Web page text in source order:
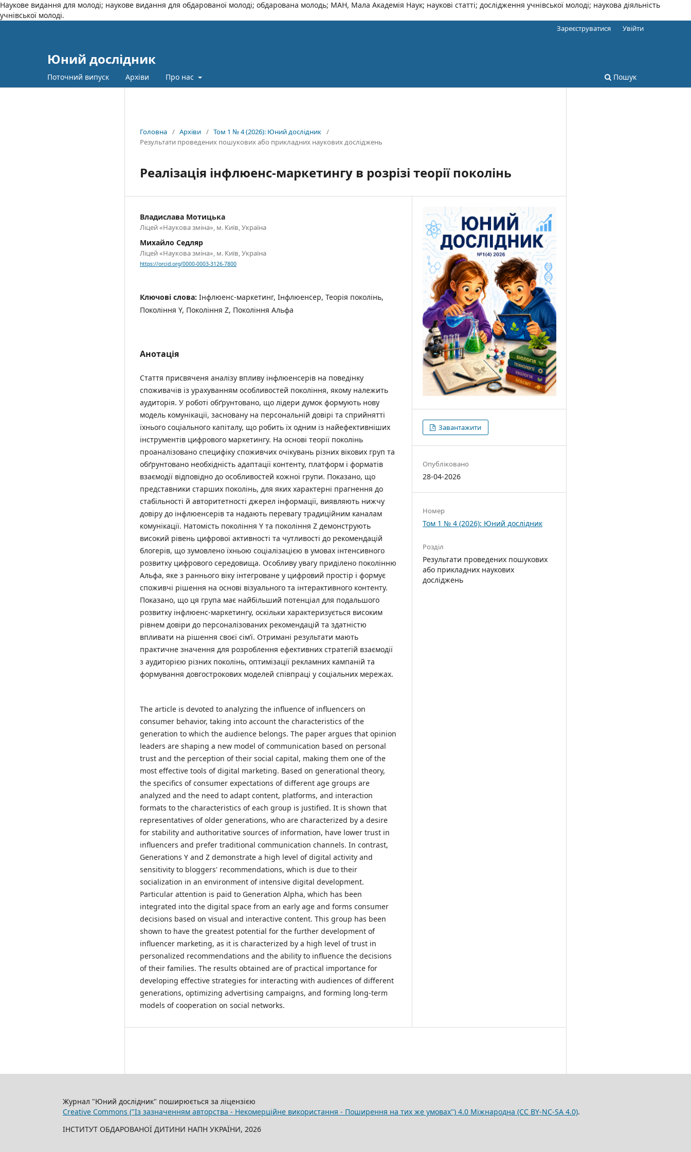
Наукове видання для молоді; наукове видання для обдарованої молоді; обдарована молодь; МАН, Мала Академія Наук; наукові статті; дослідження учнівської молоді; наукова діяльність
учнівської молоді.
Юний дослідник
Поточний випуск Архіви Про нас Пошук
Зареєструватися Увійти
Головна / Архіви / Том 1 № 4 (2026): Юний дослідник /
Результати проведених пошукових або прикладних наукових досліджень
Реалізація інфлюенс-маркетингу в розрізі теорії поколінь
Владислава Мотицька
Ліцей «Наукова зміна», м. Київ, Україна
Михайло Седляр
Ліцей «Наукова зміна», м. Київ, Україна
https://orcid.org/0000-0003-3126-7800
Ключові слова: Інфлюенс-маркетинг, Інфлюенсер, Теорія поколінь,
Покоління Y, Покоління Z, Покоління Альфа
Анотація
Стаття присвяченя аналізу впливу інфлюенсерів на поведінку
споживачів із урахуванням особливостей покоління, якому належить
аудиторія. У роботі обґрунтовано, що лідери думок формують нову
модель комунікації, засновану на персональній довірі та сприйнятті
їхнього соціального капіталу, що робить їх одним із найефективніших
інструментів цифрового маркетингу. На основі теорії поколінь
проаналізовано специфіку споживчих очікувань різних вікових груп та
обґрунтовано необхідність адаптації контенту, платформ і форматів
взаємодії відповідно до особливостей кожної групи. Показано, що
представники старших поколінь, для яких характерні прагнення до
стабільності й авторитетності джерел інформації, виявляють нижчу
довіру до інфлюенсерів та надають перевагу традиційним каналам
комунікації. Натомість покоління Y та покоління Z демонструють
високий рівень цифрової активності та чутливості до рекомендацій
блогерів, що зумовлено їхньою соціалізацією в умовах інтенсивного
розвитку цифрового середовища. Особливу увагу приділено поколінню
Альфа, яке з раннього віку інтегроване у цифровий простір і формує
споживчі рішення на основі візуального та інтерактивного контенту.
Показано, що ця група має найбільший потенціал для подальшого
розвитку інфлюенс-маркетингу, оскільки характеризується високим
рівнем довіри до персоналізованих рекомендацій та здатністю
впливати на рішення своєї сім’ї. Отримані результати мають
практичне значення для розроблення ефективних стратегій взаємодії
з аудиторією різних поколінь, оптимізації рекламних кампаній та
формування довгострокових моделей співпраці у соціальних мережах.
The article is devoted to analyzing the influence of influencers on
consumer behavior, taking into account the characteristics of the
generation to which the audience belongs. The paper argues that opinion
leaders are shaping a new model of communication based on personal
trust and the perception of their social capital, making them one of the
most effective tools of digital marketing. Based on generational theory,
the specifics of consumer expectations of different age groups are
analyzed and the need to adapt content, platforms, and interaction
formats to the characteristics of each group is justified. It is shown that
representatives of older generations, who are characterized by a desire
for stability and authoritative sources of information, have lower trust in
influencers and prefer traditional communication channels. In contrast,
Generations Y and Z demonstrate a high level of digital activity and
sensitivity to bloggers' recommendations, which is due to their
socialization in an environment of intensive digital development.
Particular attention is paid to Generation Alpha, which has been
integrated into the digital space from an early age and forms consumer
decisions based on visual and interactive content. This group has been
shown to have the greatest potential for the further development of
influencer marketing, as it is characterized by a high level of trust in
personalized recommendations and the ability to influence the decisions
of their families. The results obtained are of practical importance for
developing effective strategies for interacting with audiences of different
generations, optimizing advertising campaigns, and forming long-term
models of cooperation on social networks.
Завантажити
Опубліковано
28-04-2026
Номер
Том 1 № 4 (2026): Юний дослідник
Розділ
Результати проведених пошукових
або прикладних наукових
досліджень
Журнал "Юний дослідник" поширюється за ліцензією
Creative Commons ("Із зазначенням авторства - Некомерційне використання - Поширення на тих же умовах") 4.0 Міжнародна (CC BY-NC-SA 4.0).
ІНСТИТУТ ОБДАРОВАНОЇ ДИТИНИ НАПН УКРАЇНИ, 2026